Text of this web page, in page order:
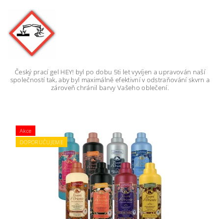
Český prací gel HEY! byl po dobu 5ti let vyvíjen a upravován naší
společností tak, aby byl maximálně efektivní v odstraňování skvrn a
zároveň chránil barvy Vašeho oblečení.
Akce
DOPORUČUJEME